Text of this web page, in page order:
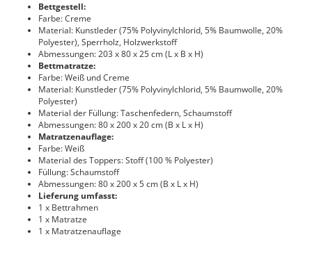
Bettgestell:
Farbe: Creme
Material: Kunstleder (75% Polyvinylchlorid, 5% Baumwolle, 20%
Polyester), Sperrholz, Holzwerkstoff
Abmessungen: 203 x 80 x 25 cm (L x B x H)
Bettmatratze:
Farbe: Weiß und Creme
Material: Kunstleder (75% Polyvinylchlorid, 5% Baumwolle, 20%
Polyester)
Material der Füllung: Taschenfedern, Schaumstoff
Abmessungen: 80 x 200 x 20 cm (B x L x H)
Matratzenauflage:
Farbe: Weiß
Material des Toppers: Stoff (100 % Polyester)
Füllung: Schaumstoff
Abmessungen: 80 x 200 x 5 cm (B x L x H)
Lieferung umfasst:
1 x Bettrahmen
1 x Matratze
1 x Matratzenauflage